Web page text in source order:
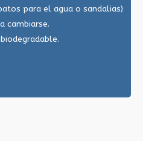
para el agua o sandalias)
cambiarse.